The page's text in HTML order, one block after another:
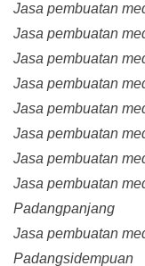
Jasa pembuatan
Jasa pembuatan
Jasa pembuatan
Jasa pembuatan
Jasa pembuatan
Jasa pembuatan
Jasa pembuatan
Jasa pembuatan
Padangpanjang
Jasa pembuatan
Padangsidempuan